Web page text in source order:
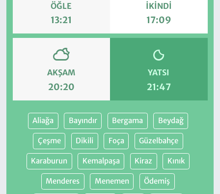
ÖĞLE
13:21
İKINDI
17:09
AKŞAM
20:20
YATSI
21:47
Aliağa Bayındır Bergama Beydağ
Çeşme Dikili Foça Güzelbahçe
Karaburun Kemalpaşa Kiraz Kınık
Menderes Menemen Ödemiş